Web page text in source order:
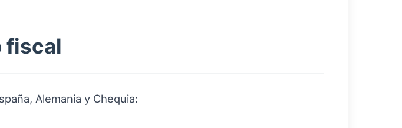
fiscal
Alemania y Chequia: